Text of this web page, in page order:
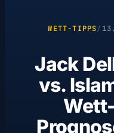
WETT-TIPPS/
Jack
vs.